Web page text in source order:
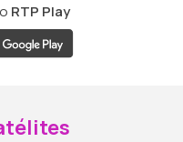
RTP Play